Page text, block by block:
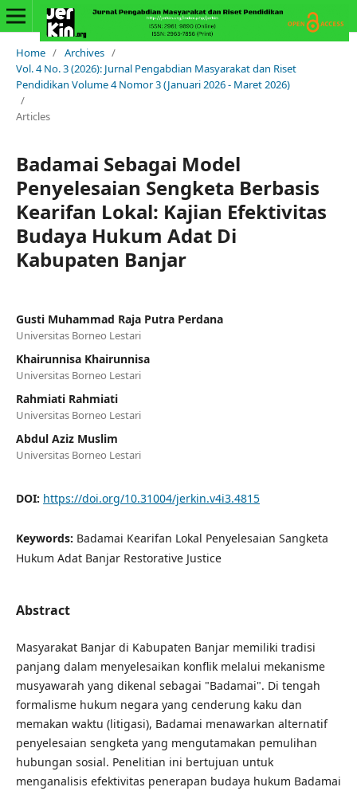
Home / Archives /
Vol. 4 No. 3 (2026): Jurnal Pengabdian Masyarakat dan Riset
Pendidikan Volume 4 Nomor 3 (Januari 2026 - Maret 2026)
/
Articles
Badamai Sebagai Model
Penyelesaian Sengketa Berbasis
Kearifan Lokal: Kajian Efektivitas
Budaya Hukum Adat Di
Kabupaten Banjar
Gusti Muhammad Raja Putra Perdana
Universitas Borneo Lestari
Khairunnisa Khairunnisa
Universitas Borneo Lestari
Rahmiati Rahmiati
Universitas Borneo Lestari
Abdul Aziz Muslim
Universitas Borneo Lestari
DOI: https://doi.org/10.31004/jerkin.v4i3.4815
Keywords: Badamai Kearifan Lokal Penyelesaian Sangketa
Hukum Adat Banjar Restorative Justice
Abstract
Masyarakat Banjar di Kabupaten Banjar memiliki tradisi
panjang dalam menyelesaikan konflik melalui mekanisme
musyawarah yang dikenal sebagai "Badamai". Di tengah
formalisme hukum negara yang cenderung kaku dan
memakan waktu (litigasi), Badamai menawarkan alternatif
penyelesaian sengketa yang mengutamakan pemulihan
hubungan sosial. Penelitian ini bertujuan untuk
menganalisis efektivitas penerapan budaya hukum Badamai